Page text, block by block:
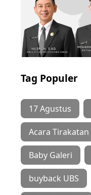
Tag Populer
17 Agustus
Acara Tirakatan
Baby Galeri
buyback UBS